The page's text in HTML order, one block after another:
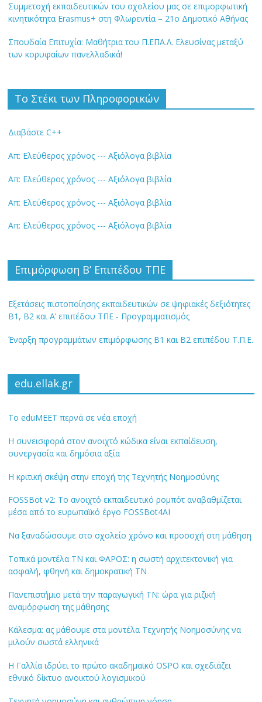
Συμμετοχή εκπαιδευτικών του σχολείου μας σε επιμορφωτική
κινητικότητα Erasmus+ στη Φλωρεντία – 21ο Δημοτικό Αθήνας
Σπουδαία Επιτυχία: Μαθήτρια του Π.ΕΠΑ.Λ. Ελευσίνας μεταξύ
των κορυφαίων πανελλαδικά!
Το Στέκι των Πληροφορικών
Διαβάστε C++
Απ: Ελεύθερος χρόνος --- Αξιόλογα βιβλία
Απ: Ελεύθερος χρόνος --- Αξιόλογα βιβλία
Απ: Ελεύθερος χρόνος --- Αξιόλογα βιβλία
Απ: Ελεύθερος χρόνος --- Αξιόλογα βιβλία
Επιμόρφωση Β’ Επιπέδου ΤΠΕ
Εξετάσεις πιστοποίησης εκπαιδευτικών σε ψηφιακές δεξιότητες
Β1, Β2 και Α’ επιπέδου ΤΠΕ - Προγραμματισμός
Έναρξη προγραμμάτων επιμόρφωσης Β1 και Β2 επιπέδου Τ.Π.Ε.
edu.ellak.gr
Το eduMEET περνά σε νέα εποχή
Η συνεισφορά στον ανοιχτό κώδικα είναι εκπαίδευση,
συνεργασία και δημόσια αξία
Η κριτική σκέψη στην εποχή της Τεχνητής Νοημοσύνης
FOSSBot v2: Το ανοιχτό εκπαιδευτικό ρομπότ αναβαθμίζεται
μέσα από το ευρωπαϊκό έργο FOSSBot4AI
Να ξαναδώσουμε στο σχολείο χρόνο και προσοχή στη μάθηση
Τοπικά μοντέλα ΤΝ και ΦΑΡΟΣ: η σωστή αρχιτεκτονική για
ασφαλή, φθηνή και δημοκρατική ΤΝ
Πανεπιστήμιο μετά την παραγωγική ΤΝ: ώρα για ριζική
αναμόρφωση της μάθησης
Κάλεσμα: ας μάθουμε στα μοντέλα Τεχνητής Νοημοσύνης να
μιλούν σωστά ελληνικά
Η Γαλλία ιδρύει το πρώτο ακαδημαϊκό OSPO και σχεδιάζει
εθνικό δίκτυο ανοικτού λογισμικού